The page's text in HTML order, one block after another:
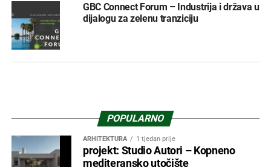
GBC Connect Forum – Industrija i država u
dijalogu za zelenu tranziciju
POPULARNO
ARHITEKTURA 1 tjedan prije
projekt: Studio Autori – Kopneno
mediteransko utočište